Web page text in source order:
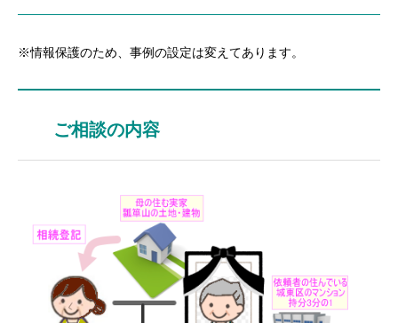
※情報保護のため、事例の設定は変えてあります。
ご相談の内容